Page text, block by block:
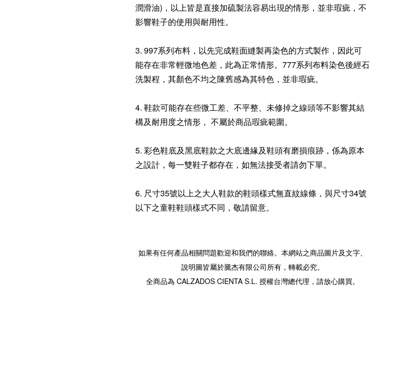
潤滑油)，以上皆是直接加硫製法容易出現的情形，並非瑕疵，不
影響鞋子的使用與耐用性。
3. 997系列布料，以先完成鞋面縫製再染色的方式製作，因此可
能存在非常輕微地色差，此為正常情形。777系列布料染色後經石
洗製程，其顏色不均之陳舊感為其特色，並非瑕疵。
4. 鞋款可能存在些微工差、不平整、未修掉之線頭等不影響其結
構及耐用度之情形， 不屬於商品瑕疵範圍。
5. 彩色鞋底及黑底鞋款之大底邊緣及鞋頭有磨損痕跡，係為原本
之設計，每一雙鞋子都存在，如無法接受者請勿下單。
6. 尺寸35號以上之大人鞋款的鞋頭樣式無直紋線條，與尺寸34號
以下之童鞋鞋頭樣式不同，敬請留意。
如果有任何產品相關問題歡迎和我們的聯絡。本網站之商品圖片及文字、
說明圖皆屬於騰杰有限公司所有，轉載必究。
全商品為 CALZADOS CIENTA S.L. 授權台灣總代理，請放心購買。